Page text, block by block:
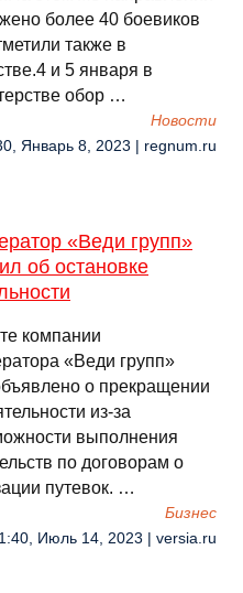
более 40 боевиков
также в
и 5 января в
обор …
Новости
Январь 8, 2023 | regnum.ru
«Веди групп»
об остановке
компании
«Веди групп»
о прекращении
из-за
выполнения
по договорам о
путевок. …
Бизнес
Июль 14, 2023 | versia.ru